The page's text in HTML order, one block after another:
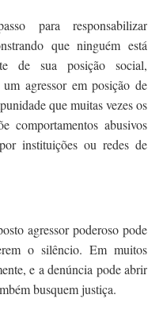
para responsabilizar
que ninguém está
de sua posição social,
agressor em posição de
que muitas vezes os
comportamentos abusivos
instituições ou redes de
agressor poderoso pode
o silêncio. Em muitos
e a denúncia pode abrir
busquem justiça.